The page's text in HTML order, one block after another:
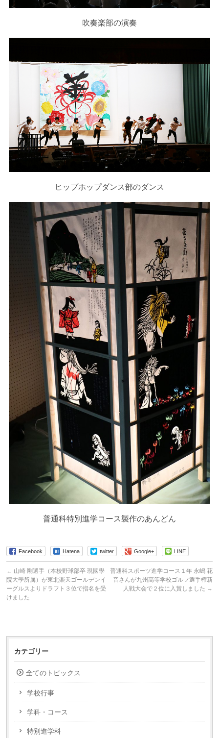
吹奏楽部の演奏
ヒップホップダンス部のダンス
普通科特別進学コース製作のあんどん
Facebook Hatena twitter Google+ LINE
← 山崎 剛選手（本校野球部卒 現國學
院大學所属）が東北楽天ゴールデンイ
ーグルスよりドラフト３位で指名を受
けました
普通科スポーツ進学コース１年 永嶋 花
音さんが九州高等学校ゴルフ選手権新
人戦大会で２位に入賞しました →
カテゴリー
全てのトピックス
学校行事
学科・コース
特別進学科